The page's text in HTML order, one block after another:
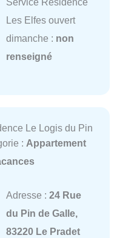
Les Elfes ouvert
dimanche : non
renseigné
Le Logis du Pin
: Appartement
Adresse : 24 Rue
du Pin de Galle,
83220 Le Pradet